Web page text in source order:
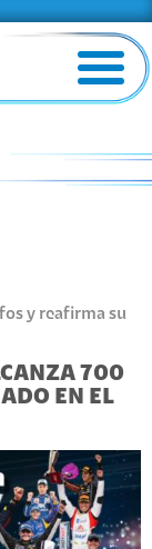
y reafirma su
700
EN EL